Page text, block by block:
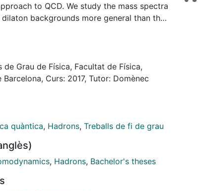
to QCD. We study the mass spectra
backgrounds more general than the
one in a Soft-Wall model. Taking a
model.
de Grau de Física, Facultat de Física,
Curs: 2017, Tutor: Domènec
quàntica, Hadrons, Treballs de fi de grau
, Hadrons, Bachelor's theses